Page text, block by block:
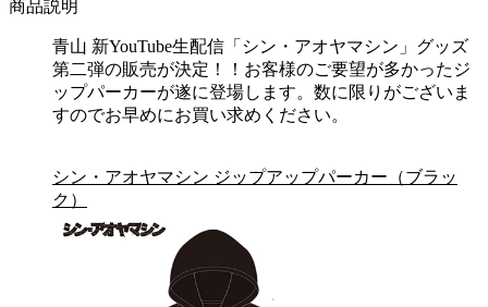
商品説明
青山 新YouTube生配信「シン・アオヤマシン」グッズ
第二弾の販売が決定！！お客様のご要望が多かったジ
ップパーカーが遂に登場します。数に限りがございま
すのでお早めにお買い求めください。
シン・アオヤマシン ジップアップパーカー（ブラッ
ク）